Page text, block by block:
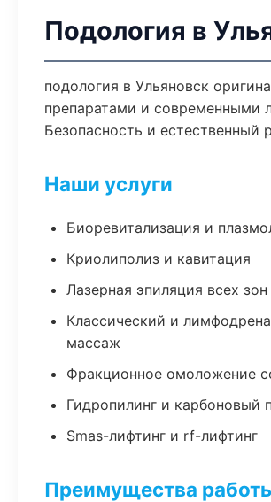
Подология в
подология в Ульяновск
препаратами и современными
Безопасность и естественный
Наши услуги
Биоревитализация и
Криолиполиз и кавитация
Лазерная эпиляция всех зон
Классический и
массаж
Фракционное омоложение
Гидропилинг и карбоновый
Smas-лифтинг и rf-лифтинг
Преимущества